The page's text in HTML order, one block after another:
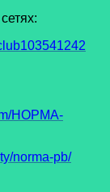
НОРМА-
norma-pb/